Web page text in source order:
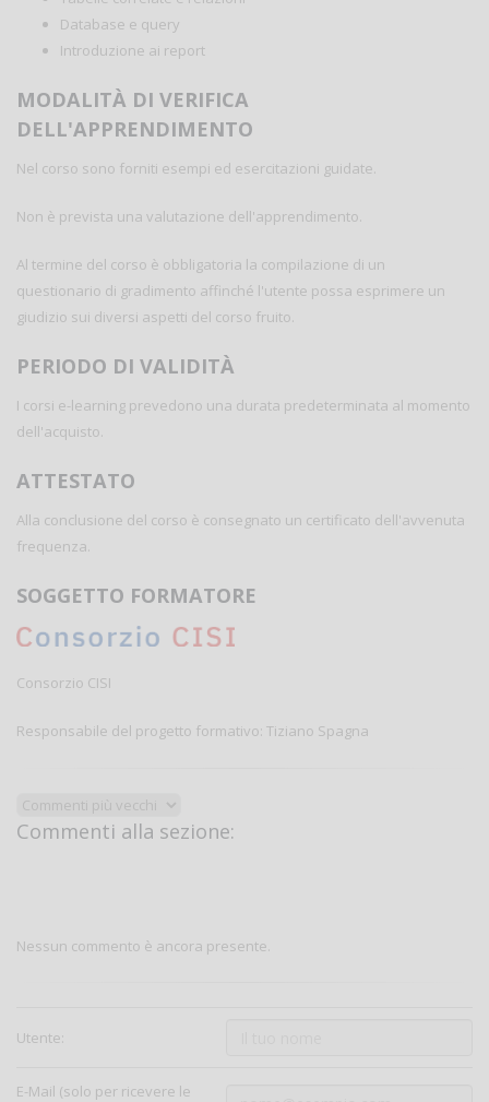
Database e query
Introduzione ai report
MODALITÀ DI VERIFICA
DELL'APPRENDIMENTO
Nel corso sono forniti esempi ed esercitazioni guidate.
Non è prevista una valutazione dell'apprendimento.
Al termine del corso è obbligatoria la compilazione di un
questionario di gradimento affinché l'utente possa esprimere un
giudizio sui diversi aspetti del corso fruito.
PERIODO DI VALIDITÀ
I corsi e-learning prevedono una durata predeterminata al momento
dell'acquisto.
ATTESTATO
Alla conclusione del corso è consegnato un certificato dell'avvenuta
frequenza.
SOGGETTO FORMATORE
Consorzio CISI
Responsabile del progetto formativo: Tiziano Spagna
Commenti alla sezione:
Nessun commento è ancora presente.
Utente:
E-Mail (solo per ricevere le